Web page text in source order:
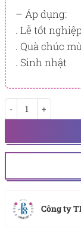
Đăng nhập
chính xác nhất
– Áp dụng:
. Lễ tốt
. Quà chúc
. Sinh nhật
Công ty